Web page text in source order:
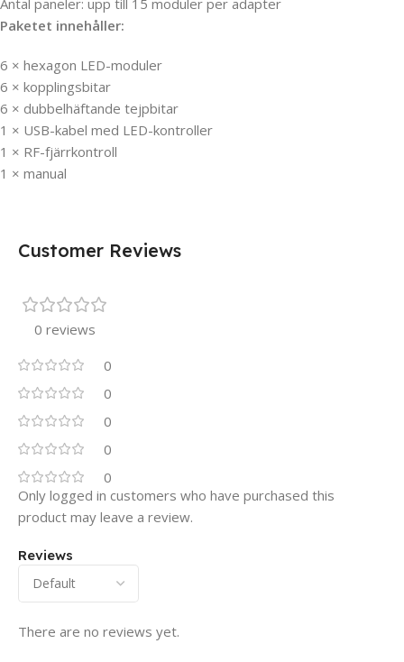
Paketet innehåller:
6 × hexagon LED-moduler
6 × kopplingsbitar
6 × dubbelhäftande tejpbitar
1 × USB-kabel med LED-kontroller
1 × RF-fjärrkontroll
1 × manual
Customer Reviews
0 reviews
0
0
0
0
0
Reviews
There are no reviews yet.
Only logged in customers who have purchased this
product may leave a review.